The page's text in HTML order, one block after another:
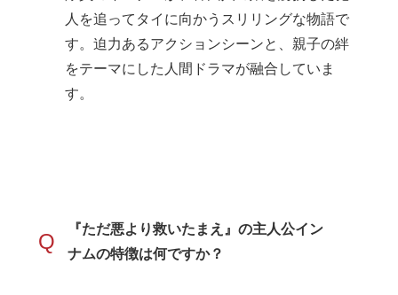
人を追ってタイに向かうスリリングな物語で
す。迫力あるアクションシーンと、親子の絆
をテーマにした人間ドラマが融合していま
す。
Q
『ただ悪より救いたまえ』の主人公イン
ナムの特徴は何ですか？